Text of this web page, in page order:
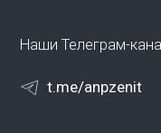
Наши Телеграм-
t.me/anpzenit